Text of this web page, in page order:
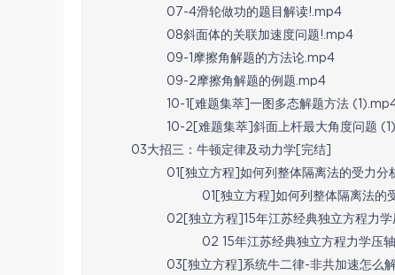
07-4滑轮做功的题目解读!.mp4
08斜面体的关联加速度问题!.mp4
09-1摩擦角解题的方法论.mp4
09-2摩擦角解题的例题.mp4
10-1[难题集萃]一图多态解题方法
10-2[难题集萃]斜面上杆最大角度问题
03大招三：牛顿定律及动力学[完结]
01[独立方程]如何列整体隔离法的受力分
01[独立方程]如何列整体隔离法的
02[独立方程]15年江苏经典独立方程力学
02 15年江苏经典独立方程力学压
03[独立方程]系统牛二律-非共加速怎么